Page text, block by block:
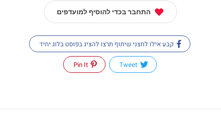
התחבר בכדי להוסיף למועדפים
קבע אילו לחצני שיתוף תרצו להציג בפוסט בלוג יחיד
Tweet
Pin It